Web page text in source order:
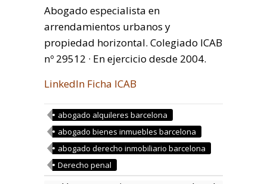
Abogado especialista en
arrendamientos urbanos y
propiedad horizontal. Colegiado ICAB
nº 29512 · En ejercicio desde 2004.
LinkedIn Ficha ICAB
abogado alquileres barcelona
abogado bienes inmuebles barcelona
abogado derecho inmobiliario barcelona
Derecho penal